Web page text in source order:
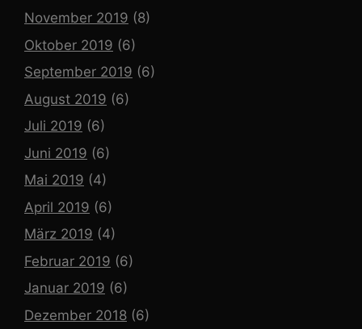
November 2019 (8)
Oktober 2019 (6)
September 2019 (6)
August 2019 (6)
Juli 2019 (6)
Juni 2019 (6)
Mai 2019 (4)
April 2019 (6)
März 2019 (4)
Februar 2019 (6)
Januar 2019 (6)
Dezember 2018 (6)